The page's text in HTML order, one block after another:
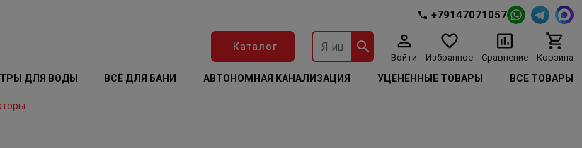
+79147071057
Каталог
Войти Избранное Сравнение Корзина
ДЛЯ ВОДЫ ВСЁ ДЛЯ БАНИ АВТОНОМНАЯ КАНАЛИЗАЦИЯ УЦЕНЁННЫЕ ТОВАРЫ ВСЕ ТОВАРЫ